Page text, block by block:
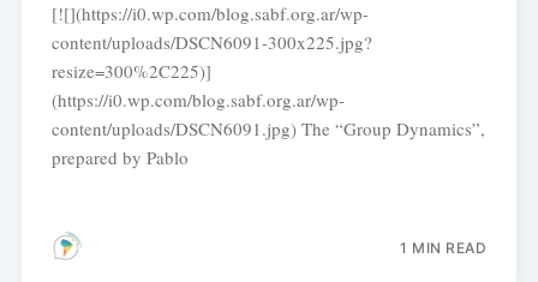
[![](https://i0.wp.com/blog.sabf.org.ar/wp-
content/uploads/DSCN6091-300x225.jpg?
resize=300%2C225)]
(https://i0.wp.com/blog.sabf.org.ar/wp-
content/uploads/DSCN6091.jpg) The “Group Dynamics”,
prepared by Pablo
1 MIN READ